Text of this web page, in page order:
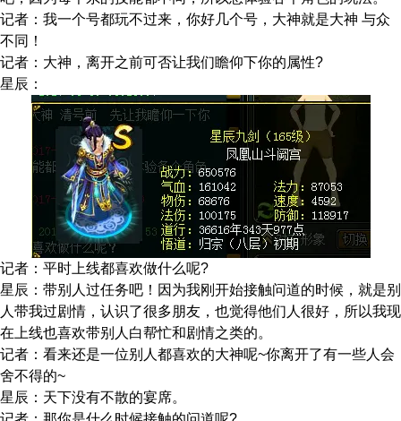
记者：我一个号都玩不过来，你好几个号，大神就是大神 与众
不同！
记者：大神，离开之前可否让我们瞻仰下你的属性?
星辰：
记者：平时上线都喜欢做什么呢?
星辰：带别人过任务吧！因为我刚开始接触问道的时候，就是别
人带我过剧情，认识了很多朋友，也觉得他们人很好，所以我现
在上线也喜欢带别人白帮忙和剧情之类的。
记者：看来还是一位别人都喜欢的大神呢~你离开了有一些人会
舍不得的~
星辰：天下没有不散的宴席。